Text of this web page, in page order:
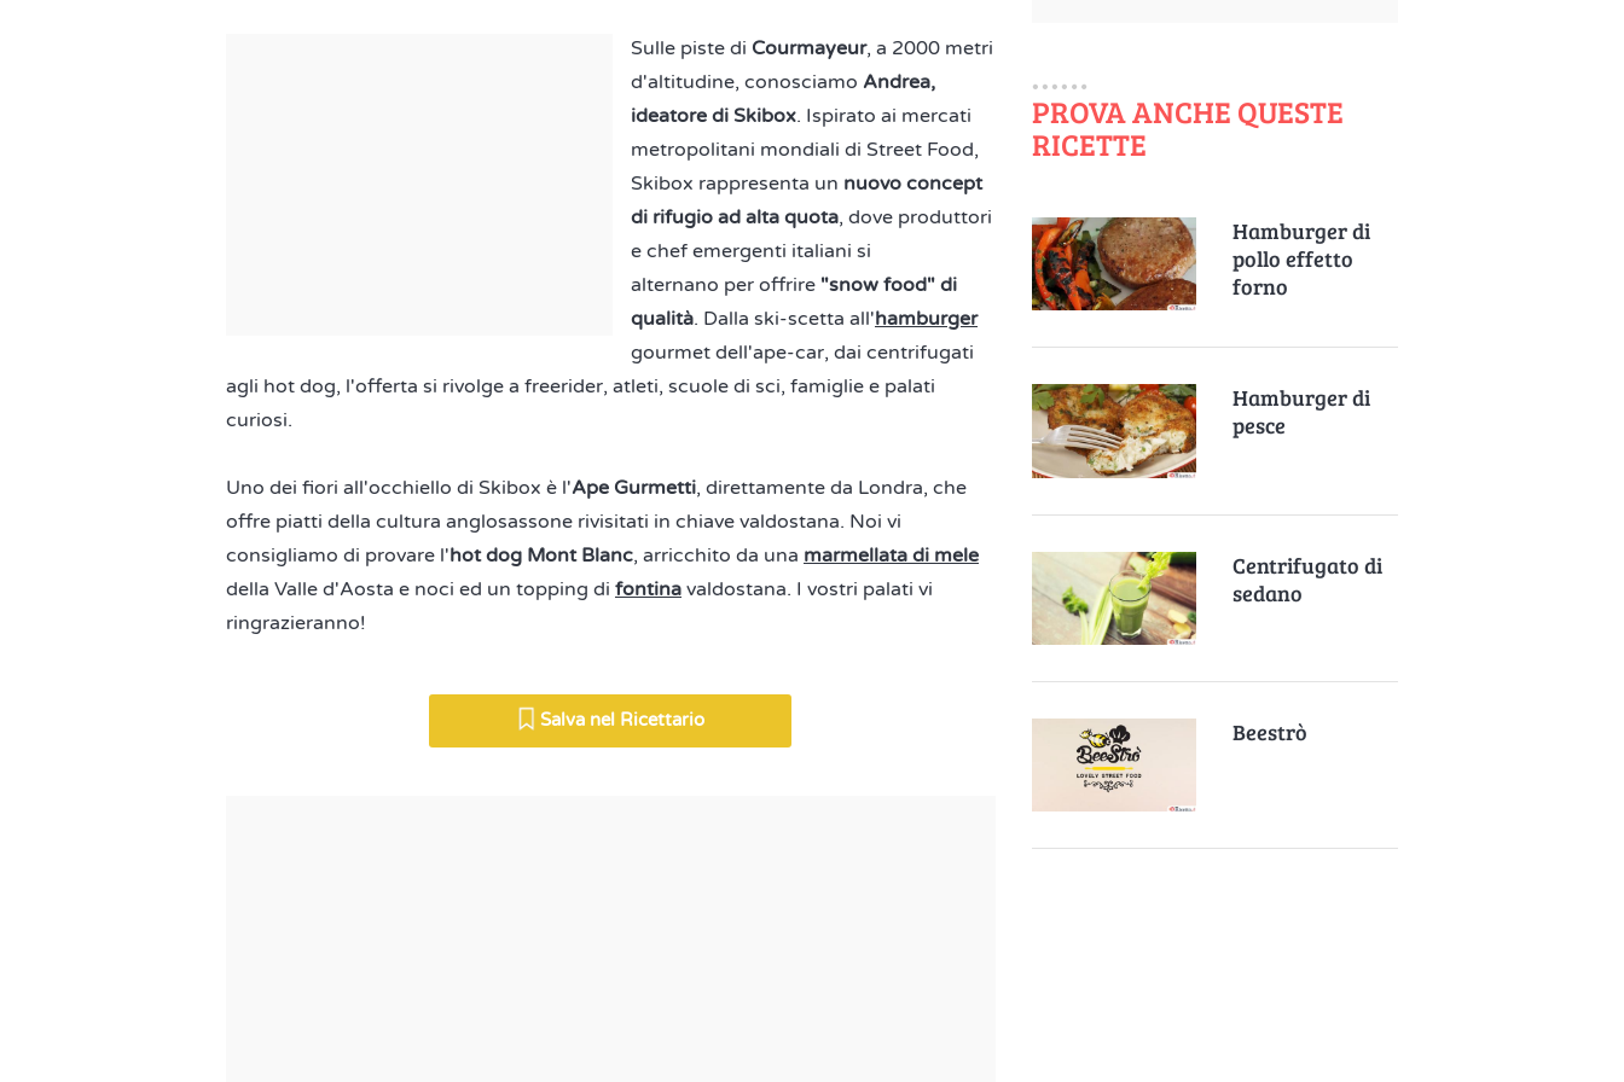
Sulle piste di Courmayeur, a 2000 metri
d'altitudine, conosciamo Andrea,
ideatore di Skibox. Ispirato ai mercati
metropolitani mondiali di Street Food,
Skibox rappresenta un nuovo concept
di rifugio ad alta quota, dove produttori
e chef emergenti italiani si
alternano per offrire "snow food" di
qualità. Dalla ski-scetta all'hamburger
gourmet dell'ape-car, dai centrifugati
agli hot dog, l'offerta si rivolge a freerider, atleti, scuole di sci, famiglie e palati
curiosi.
Uno dei fiori all'occhiello di Skibox è l'Ape Gurmetti, direttamente da Londra, che
offre piatti della cultura anglosassone rivisitati in chiave valdostana. Noi vi
consigliamo di provare l'hot dog Mont Blanc, arricchito da una marmellata di mele
della Valle d'Aosta e noci ed un topping di fontina valdostana. I vostri palati vi
ringrazieranno!
Salva nel Ricettario
PROVA ANCHE QUESTE
RICETTE
Hamburger di
pollo effetto
forno
Hamburger di
pesce
Centrifugato di
sedano
Beestrò